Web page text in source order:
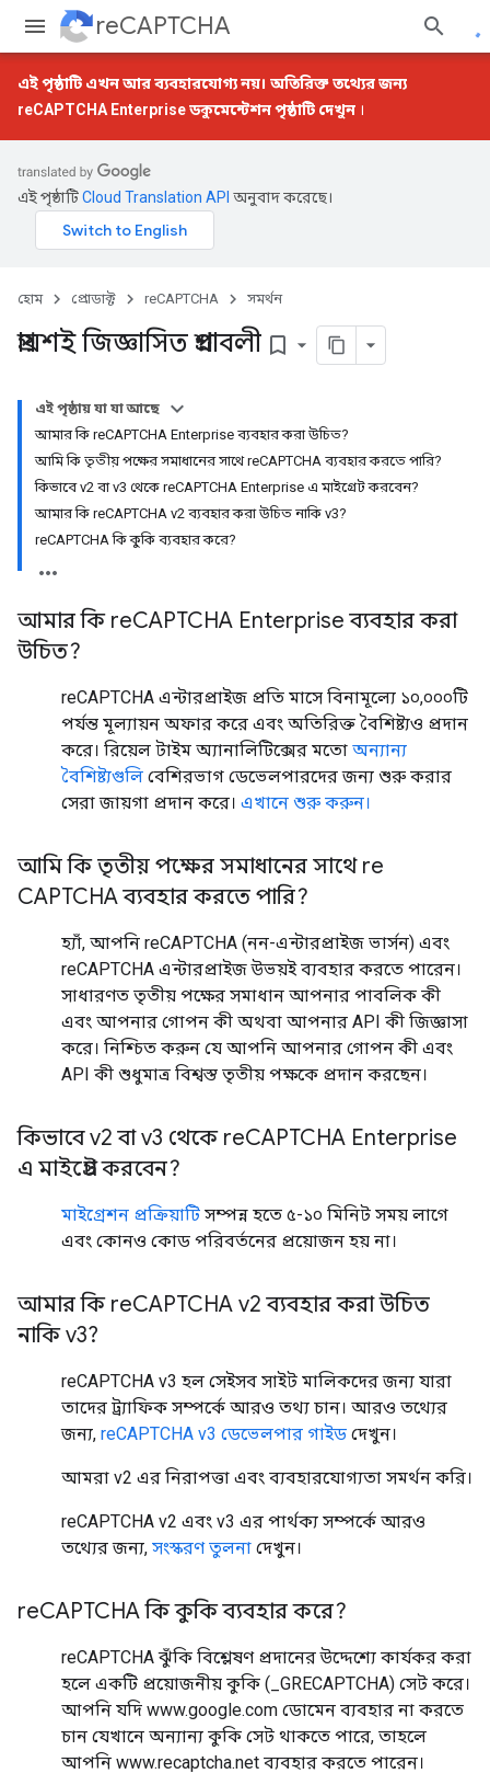
reCAPTCHA
এই পৃষ্ঠাটি এখন আর ব্যবহারযোগ্য নয়। অতিরিক্ত তথ্যের জন্য
reCAPTCHA Enterpriseডকুমেন্টেশন পৃষ্ঠাটি দেখুন ।
এই পৃষ্ঠাটিCloud Translation API অনুবাদ করেছে।
হোম প্রোডাক্ট reCAPTCHA সমর্থন
প্রায়শই জিজ্ঞাসিত প্রশ্নাবলী bookmark_border
এই পৃষ্ঠায় যা যা আছে
আমার কি reCAPTCHA Enterprise ব্যবহার করা উচিত?
আমি কি তৃতীয় পক্ষের সমাধানের সাথে reCAPTCHA ব্যবহার করতে পারি?
কিভাবে v2 বা v3 থেকে reCAPTCHA Enterprise এ মাইগ্রেট করবেন?
আমার কি reCAPTCHA v2 ব্যবহার করা উচিত নাকি v3?
reCAPTCHA কি কুকি ব্যবহার করে?
আমার কি reCAPTCHA Enterprise ব্যবহার করা
উচিত?
reCAPTCHA এন্টারপ্রাইজ প্রতি মাসে বিনামূল্যে ১০,০০০টি
পর্যন্ত মূল্যায়ন অফার করে এবং অতিরিক্ত বৈশিষ্ট্যও প্রদান
করে। রিয়েল টাইম অ্যানালিটিক্সের মতো অন্যান্য
বৈশিষ্ট্যগুলি বেশিরভাগ ডেভেলপারদের জন্য শুরু করার
সেরা জায়গা প্রদান করে। এখানে শুরু করুন।
আমি কি তৃতীয় পক্ষের সমাধানের সাথে re
CAPTCHA ব্যবহার করতে পারি?
হ্যাঁ, আপনি reCAPTCHA (নন-এন্টারপ্রাইজ ভার্সন) এবং
reCAPTCHA এন্টারপ্রাইজ উভয়ই ব্যবহার করতে পারেন।
সাধারণত তৃতীয় পক্ষের সমাধান আপনার পাবলিক কী
এবং আপনার গোপন কী অথবা আপনার API কী জিজ্ঞাসা
করে। নিশ্চিত করুন যে আপনি আপনার গোপন কী এবং
API কী শুধুমাত্র বিশ্বস্ত তৃতীয় পক্ষকে প্রদান করছেন।
কিভাবে v2 বা v3 থেকে reCAPTCHA Enterprise
এ মাইগ্রেট করবেন?
মাইগ্রেশন প্রক্রিয়াটি সম্পন্ন হতে ৫-১০ মিনিট সময় লাগে
এবং কোনও কোড পরিবর্তনের প্রয়োজন হয় না।
আমার কি reCAPTCHA v2 ব্যবহার করা উচিত
নাকি v3?
reCAPTCHA v3 হল সেইসব সাইট মালিকদের জন্য যারা
তাদের ট্র্যাফিক সম্পর্কে আরও তথ্য চান। আরও তথ্যের
জন্য, reCAPTCHA v3 ডেভেলপার গাইড দেখুন।
আমরা v2 এর নিরাপত্তা এবং ব্যবহারযোগ্যতা সমর্থন করি।
reCAPTCHA v2 এবং v3 এর পার্থক্য সম্পর্কে আরও
তথ্যের জন্য, সংস্করণ তুলনা দেখুন।
reCAPTCHA কি কুকি ব্যবহার করে?
reCAPTCHA ঝুঁকি বিশ্লেষণ প্রদানের উদ্দেশ্যে কার্যকর করা
হলে একটি প্রয়োজনীয় কুকি (_GRECAPTCHA) সেট করে।
আপনি যদি www.google.com ডোমেন ব্যবহার না করতে
চান যেখানে অন্যান্য কুকি সেট থাকতে পারে, তাহলে
আপনি www.recaptcha.net ব্যবহার করতে পারেন।